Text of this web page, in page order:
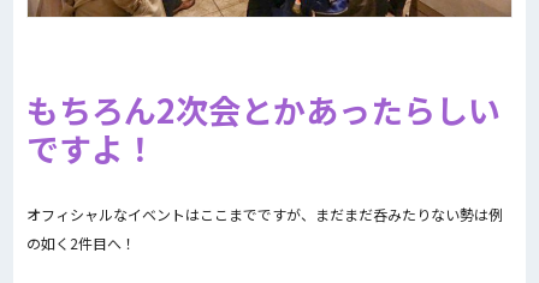
もちろん2次会とかあったらしい
ですよ！
オフィシャルなイベントはここまでですが、まだまだ呑みたりない勢は例
の如く2件目へ！